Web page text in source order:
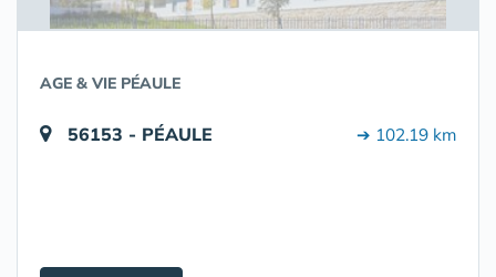
AGE & VIE PÉAULE
56153 - PÉAULE ➔ 102.19 km